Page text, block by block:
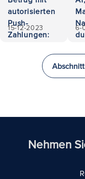
autorisierten
Push-
Zahlungen:
zurückerobert
15-12-2023 6-
Nehmen